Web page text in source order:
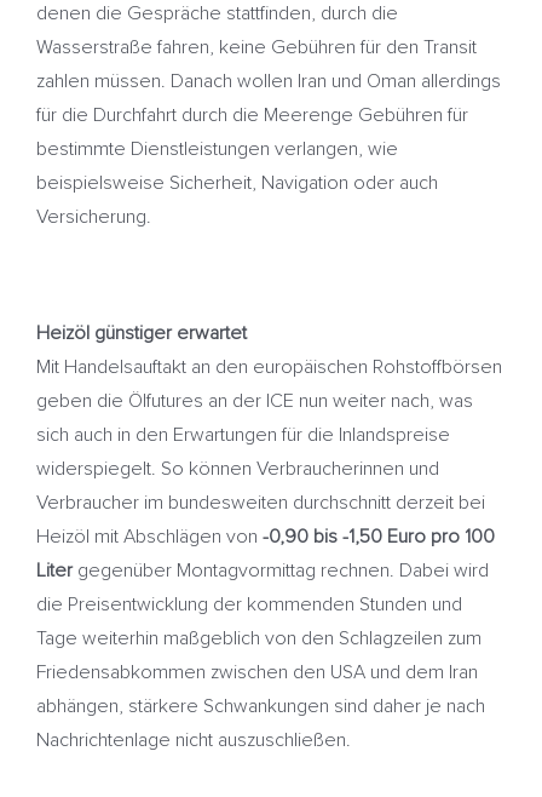
denen die Gespräche stattfinden, durch die
Wasserstraße fahren, keine Gebühren für den Transit
zahlen müssen. Danach wollen Iran und Oman allerdings
für die Durchfahrt durch die Meerenge Gebühren für
bestimmte Dienstleistungen verlangen, wie
beispielsweise Sicherheit, Navigation oder auch
Versicherung.
Heizöl günstiger erwartet
Mit Handelsauftakt an den europäischen Rohstoffbörsen
geben die Ölfutures an der ICE nun weiter nach, was
sich auch in den Erwartungen für die Inlandspreise
widerspiegelt. So können Verbraucherinnen und
Verbraucher im bundesweiten durchschnitt derzeit bei
Heizöl mit Abschlägen von -0,90 bis -1,50 Euro pro 100
Litergegenüber Montagvormittag rechnen. Dabei wird
die Preisentwicklung der kommenden Stunden und
Tage weiterhin maßgeblich von den Schlagzeilen zum
Friedensabkommen zwischen den USA und dem Iran
abhängen, stärkere Schwankungen sind daher je nach
Nachrichtenlage nicht auszuschließen.